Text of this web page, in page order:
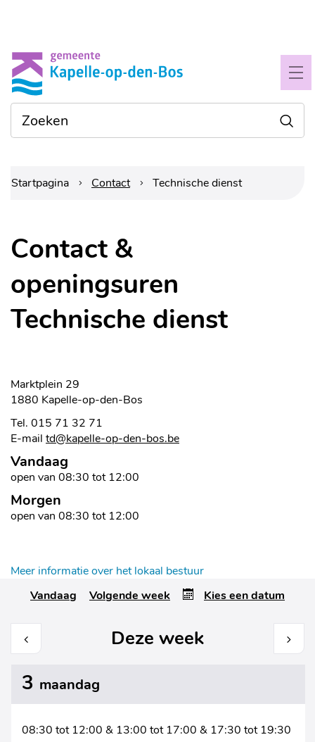
Gemeente
Kapelle-
op-
den-
Waarmee
kunnen
we je
Startpagina Contact Technische dienst
Contact &
openingsuren
Technische dienst
Contact
Adres
Marktplein 29
,1880 Kapelle-op-den-Bos
Tel. 015 71 32 71
E-
mail
td@kapelle-op-den-bos.be
Openingsuren
Vandaag
open van 08:30 tot 12:00
Morgen
open van 08:30 tot 12:00
Openingsuren
Meer informatie over het lokaal bestuur
Vandaag
Volgende week Kies een datum
Deze week
openingsuren
van
van
3 maandag
08:30 tot 12:00 & 13:00 tot 17:00 & 17:30 tot 19:30